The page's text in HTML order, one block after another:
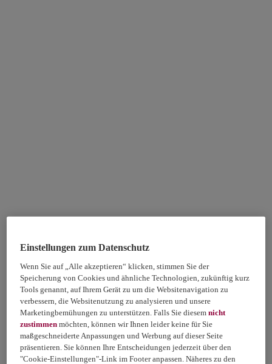
Einstellungen zum Datenschutz
Wenn Sie auf „Alle akzeptieren“ klicken, stimmen Sie der
Speicherung von Cookies und ähnliche Technologien, zukünftig kurz
Tools genannt, auf Ihrem Gerät zu um die Websitenavigation zu
verbessern, die Websitenutzung zu analysieren und unsere
Marketingbemühungen zu unterstützen. Falls Sie diesemnicht
zustimmen möchten, können wir Ihnen leider keine für Sie
maßgeschneiderte Anpassungen und Werbung auf dieser Seite
präsentieren. Sie können Ihre Entscheidungen jederzeit über den
"Cookie-Einstellungen"-Link im Footer anpassen. Näheres zu den